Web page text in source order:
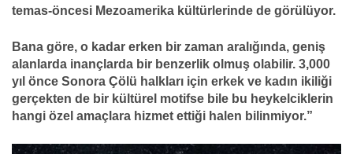
temas-öncesi Mezoamerika kültürlerinde de görülüyor.
Bana göre, o kadar erken bir zaman aralığında, geniş
alanlarda inançlarda bir benzerlik olmuş olabilir. 3,000
yıl önce Sonora Çölü halkları için erkek ve kadın ikiliği
gerçekten de bir kültürel motifse bile bu heykelciklerin
hangi özel amaçlara hizmet ettiği halen bilinmiyor.”